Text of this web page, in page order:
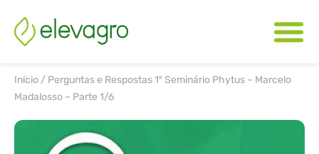
Início / Perguntas e Respostas 1º Seminário Phytus – Marcelo
Madalosso – Parte 1/6